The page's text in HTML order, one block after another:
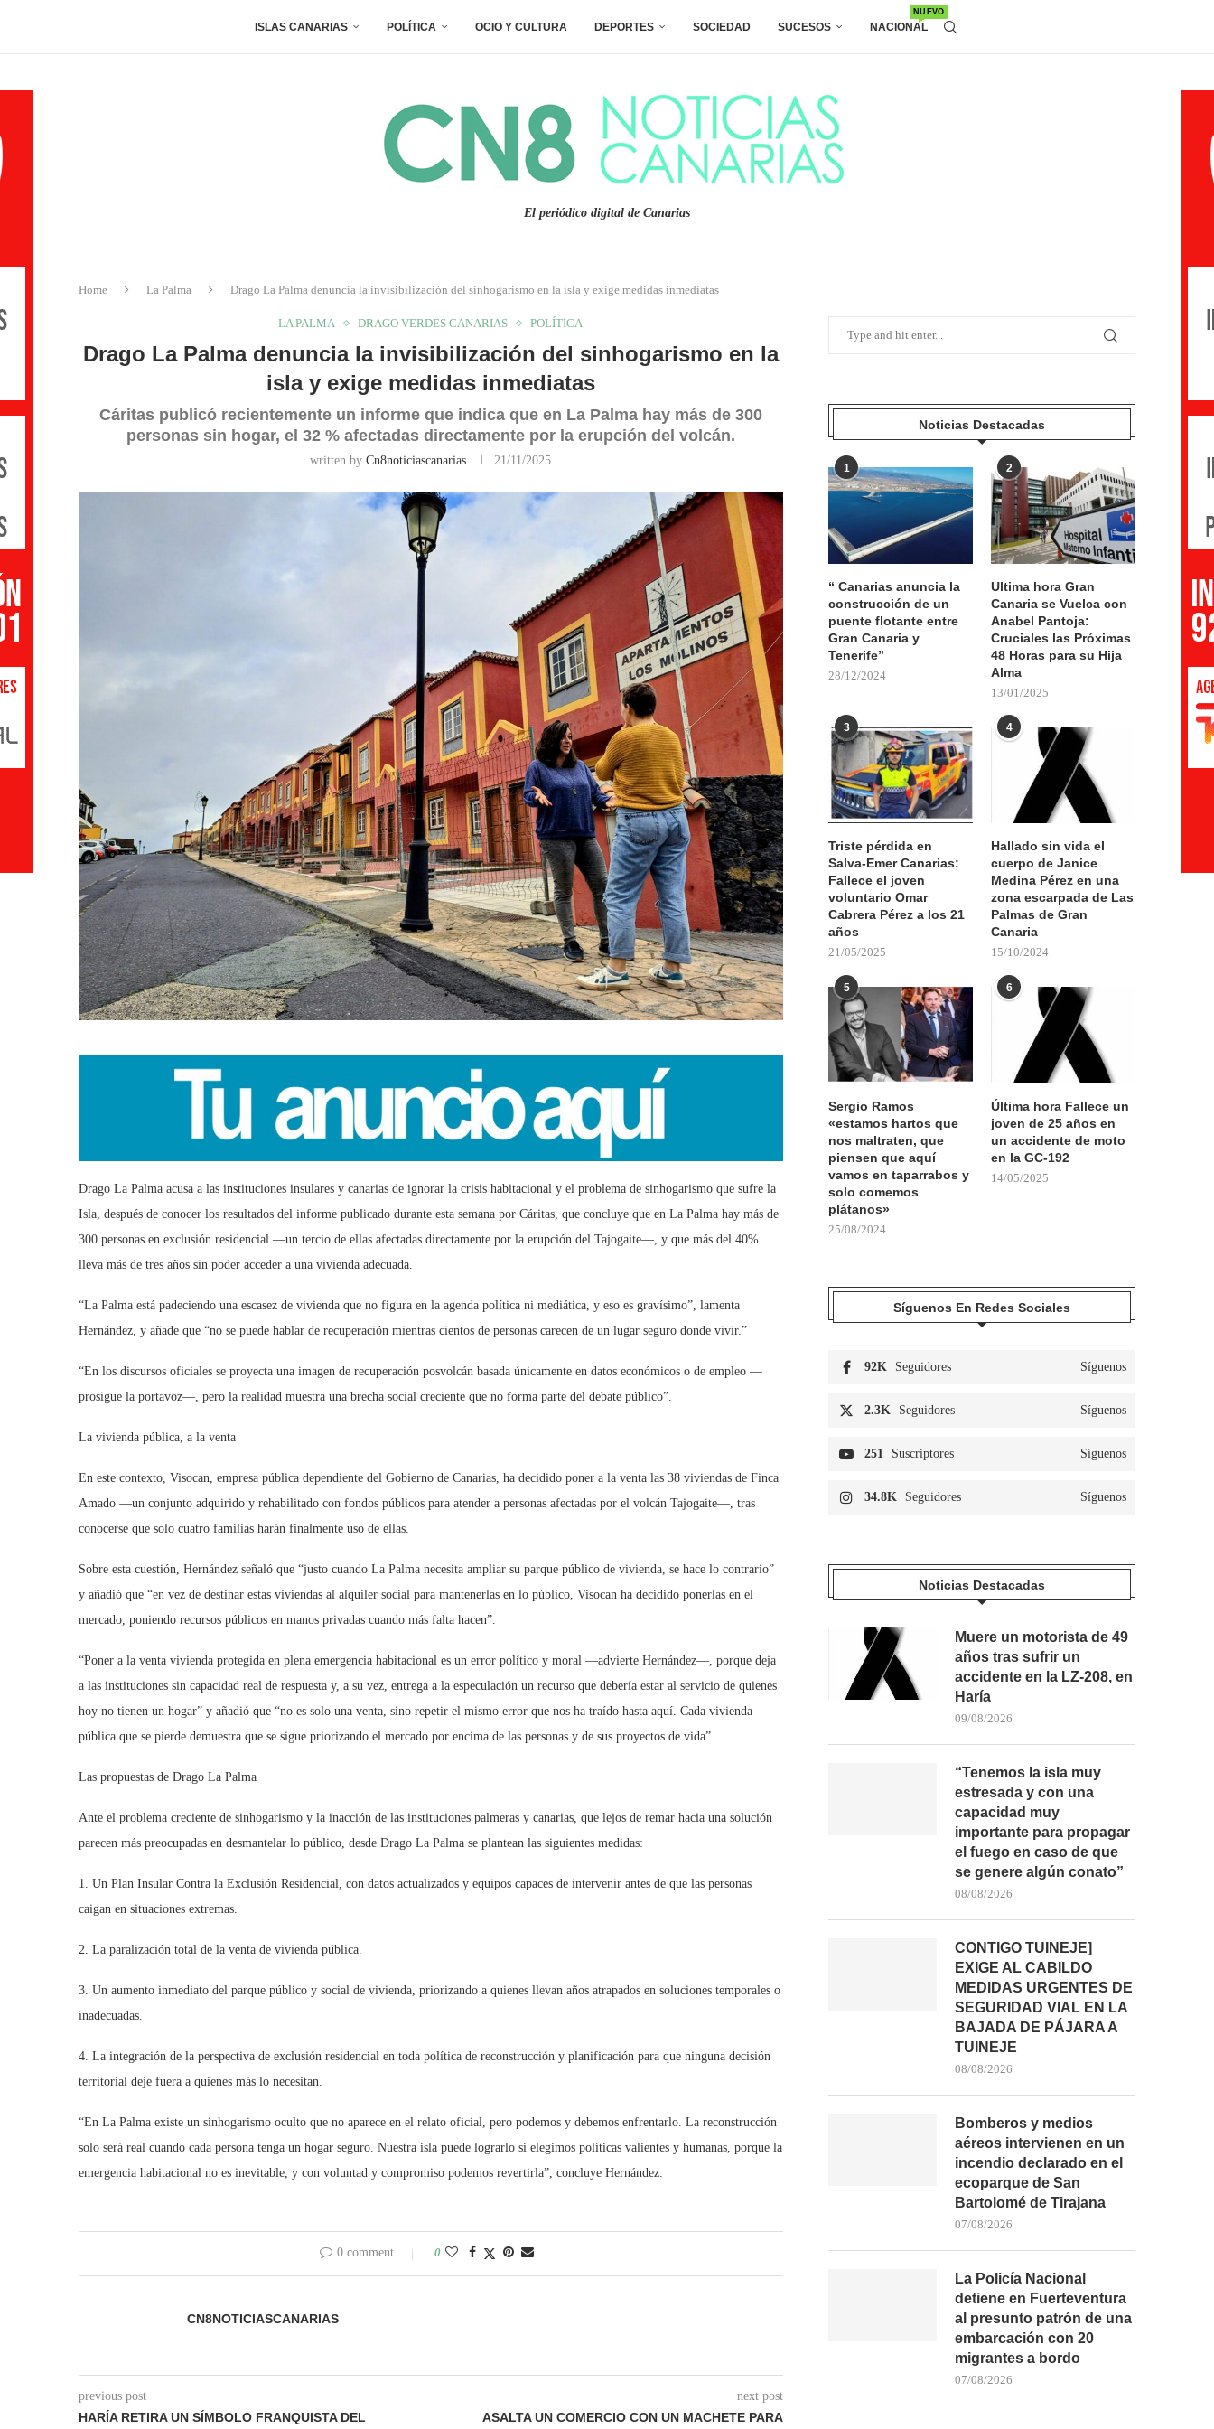
ISLAS CANARIAS POLÍTICA OCIO Y CULTURA DEPORTES SOCIEDAD SUCESOS NACIONAL
NUEVO
El periódico digital de Canarias
Home La Palma Drago La Palma denuncia la invisibilización del sinhogarismo en la isla y exige medidas inmediatas
LA PALMA DRAGO VERDES CANARIAS POLÍTICA
Drago La Palma denuncia la invisibilización del sinhogarismo en la
isla y exige medidas inmediatas
Cáritas publicó recientemente un informe que indica que en La Palma hay más de 300
personas sin hogar, el 32 % afectadas directamente por la erupción del volcán.
written byCn8noticiascanarias 21/11/2025
Drago La Palma acusa a las instituciones insulares y canarias de ignorar la crisis habitacional y el problema de sinhogarismo que sufre la
Isla, después de conocer los resultados del informe publicado durante esta semana por Cáritas, que concluye que en La Palma hay más de
300 personas en exclusión residencial —un tercio de ellas afectadas directamente por la erupción del Tajogaite—, y que más del 40%
lleva más de tres años sin poder acceder a una vivienda adecuada.
“La Palma está padeciendo una escasez de vivienda que no figura en la agenda política ni mediática, y eso es gravísimo”, lamenta
Hernández, y añade que “no se puede hablar de recuperación mientras cientos de personas carecen de un lugar seguro donde vivir.”
“En los discursos oficiales se proyecta una imagen de recuperación posvolcán basada únicamente en datos económicos o de empleo —
prosigue la portavoz—, pero la realidad muestra una brecha social creciente que no forma parte del debate público”.
La vivienda pública, a la venta
En este contexto, Visocan, empresa pública dependiente del Gobierno de Canarias, ha decidido poner a la venta las 38 viviendas de Finca
Amado —un conjunto adquirido y rehabilitado con fondos públicos para atender a personas afectadas por el volcán Tajogaite—, tras
conocerse que solo cuatro familias harán finalmente uso de ellas.
Sobre esta cuestión, Hernández señaló que “justo cuando La Palma necesita ampliar su parque público de vivienda, se hace lo contrario”
y añadió que “en vez de destinar estas viviendas al alquiler social para mantenerlas en lo público, Visocan ha decidido ponerlas en el
mercado, poniendo recursos públicos en manos privadas cuando más falta hacen”.
“Poner a la venta vivienda protegida en plena emergencia habitacional es un error político y moral —advierte Hernández—, porque deja
a las instituciones sin capacidad real de respuesta y, a su vez, entrega a la especulación un recurso que debería estar al servicio de quienes
hoy no tienen un hogar” y añadió que “no es solo una venta, sino repetir el mismo error que nos ha traído hasta aquí. Cada vivienda
pública que se pierde demuestra que se sigue priorizando el mercado por encima de las personas y de sus proyectos de vida”.
Las propuestas de Drago La Palma
Ante el problema creciente de sinhogarismo y la inacción de las instituciones palmeras y canarias, que lejos de remar hacia una solución
parecen más preocupadas en desmantelar lo público, desde Drago La Palma se plantean las siguientes medidas:
1. Un Plan Insular Contra la Exclusión Residencial, con datos actualizados y equipos capaces de intervenir antes de que las personas
caigan en situaciones extremas.
2. La paralización total de la venta de vivienda pública.
3. Un aumento inmediato del parque público y social de vivienda, priorizando a quienes llevan años atrapados en soluciones temporales o
inadecuadas.
4. La integración de la perspectiva de exclusión residencial en toda política de reconstrucción y planificación para que ninguna decisión
territorial deje fuera a quienes más lo necesitan.
“En La Palma existe un sinhogarismo oculto que no aparece en el relato oficial, pero podemos y debemos enfrentarlo. La reconstrucción
solo será real cuando cada persona tenga un hogar seguro. Nuestra isla puede lograrlo si elegimos políticas valientes y humanas, porque la
emergencia habitacional no es inevitable, y con voluntad y compromiso podemos revertirla”, concluye Hernández.
0 comment 0
CN8NOTICIASCANARIAS
previous post
HARÍA RETIRA UN SÍMBOLO FRANQUISTA DEL
next post
ASALTA UN COMERCIO CON UN MACHETE PARA
Noticias Destacadas
1
“ Canarias anuncia la
construcción de un
puente flotante entre
Gran Canaria y
Tenerife”
28/12/2024
2
Ultima hora Gran
Canaria se Vuelca con
Anabel Pantoja:
Cruciales las Próximas
48 Horas para su Hija
Alma
13/01/2025
3
Triste pérdida en
Salva-Emer Canarias:
Fallece el joven
voluntario Omar
Cabrera Pérez a los 21
años
21/05/2025
4
Hallado sin vida el
cuerpo de Janice
Medina Pérez en una
zona escarpada de Las
Palmas de Gran
Canaria
15/10/2024
5
Sergio Ramos
«estamos hartos que
nos maltraten, que
piensen que aquí
vamos en taparrabos y
solo comemos
plátanos»
25/08/2024
6
Última hora Fallece un
joven de 25 años en
un accidente de moto
en la GC-192
14/05/2025
Síguenos En Redes Sociales
92K Seguidores Síguenos
2.3K Seguidores Síguenos
251 Suscriptores Síguenos
34.8K Seguidores Síguenos
Noticias Destacadas
Muere un motorista de 49
años tras sufrir un
accidente en la LZ-208, en
Haría
09/08/2026
“Tenemos la isla muy
estresada y con una
capacidad muy
importante para propagar
el fuego en caso de que
se genere algún conato”
08/08/2026
CONTIGO TUINEJE]
EXIGE AL CABILDO
MEDIDAS URGENTES DE
SEGURIDAD VIAL EN LA
BAJADA DE PÁJARA A
TUINEJE
08/08/2026
Bomberos y medios
aéreos intervienen en un
incendio declarado en el
ecoparque de San
Bartolomé de Tirajana
07/08/2026
La Policía Nacional
detiene en Fuerteventura
al presunto patrón de una
embarcación con 20
migrantes a bordo
07/08/2026